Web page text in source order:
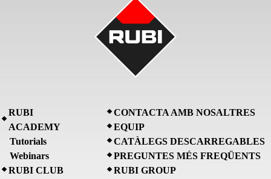
RUBI
ACADEMY
Tutorials
Webinars
RUBI CLUB
CONTACTA AMB NOSALTRES
EQUIP
CATÀLEGS DESCARREGABLES
PREGUNTES MÉS FREQÜENTS
RUBI GROUP